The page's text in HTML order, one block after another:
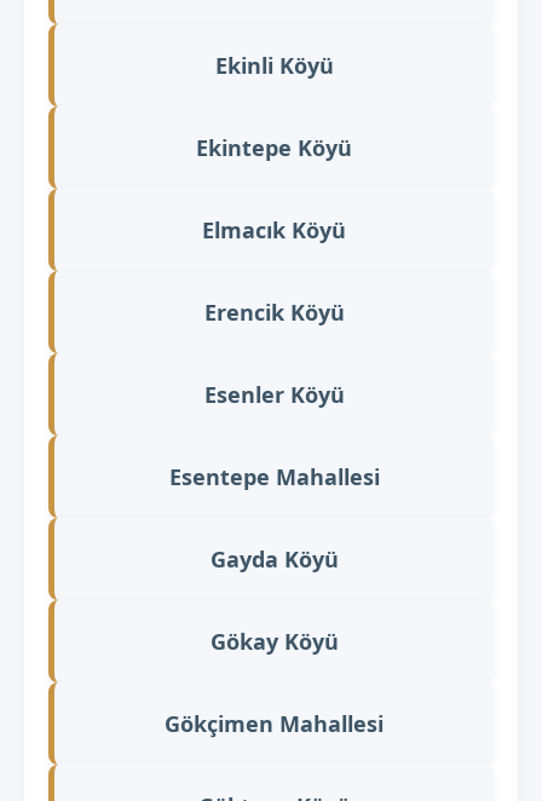
Ekinli Köyü
Ekintepe Köyü
Elmacık Köyü
Erencik Köyü
Esenler Köyü
Esentepe Mahallesi
Gayda Köyü
Gökay Köyü
Gökçimen Mahallesi